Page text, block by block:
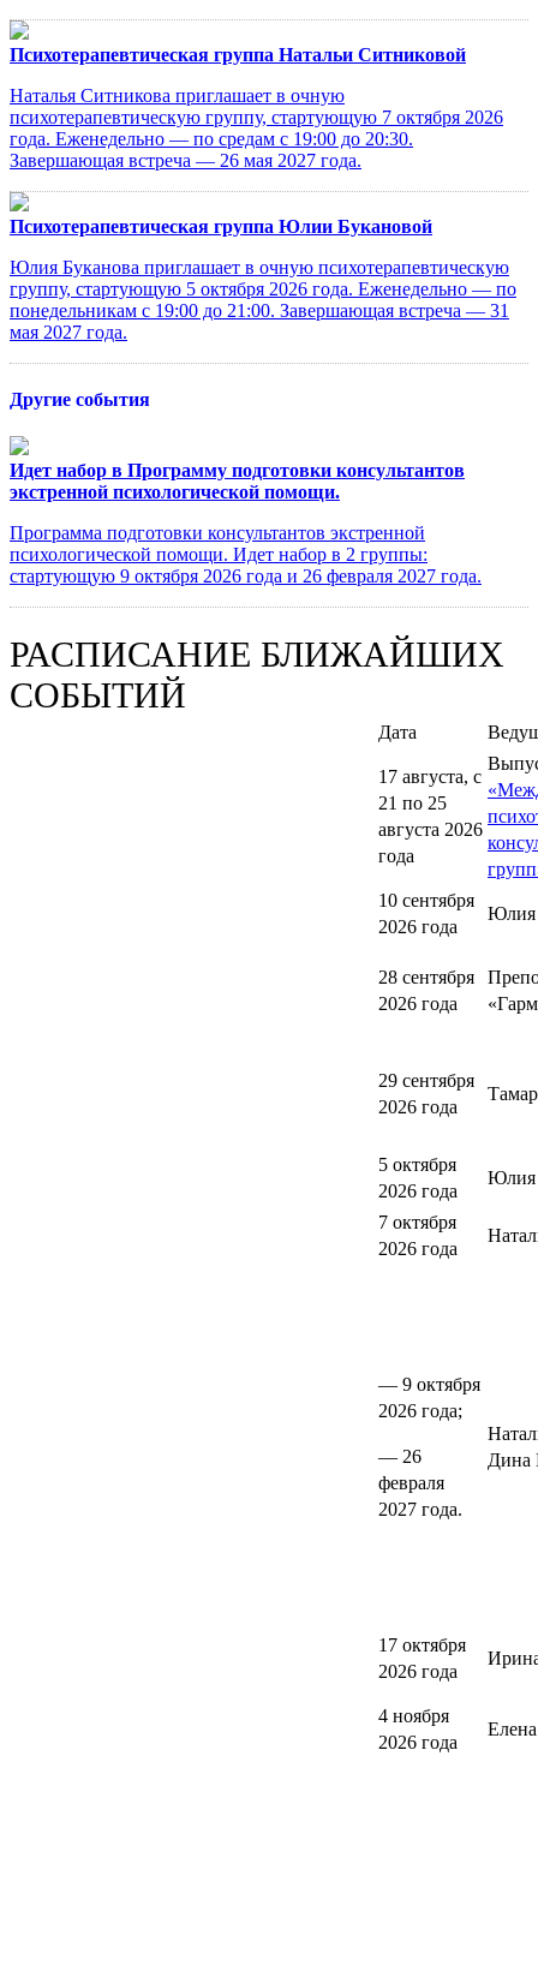
Психотерапевтическая группа Натальи Ситниковой
Наталья Ситникова приглашает в очную
психотерапевтическую группу, стартующую 7 октября 2026
года. Еженедельно — по средам с 19:00 до 20:30.
Завершающая встреча — 26 мая 2027 года.
Психотерапевтическая группа Юлии Букановой
Юлия Буканова приглашает в очную психотерапевтическую
группу, стартующую 5 октября 2026 года. Еженедельно — по
понедельникам с 19:00 до 21:00. Завершающая встреча — 31
мая 2027 года.
Другие события
Идет набор в Программу подготовки консультантов
экстренной психологической помощи.
Программа подготовки консультантов экстренной
психологической помощи. Идет набор в 2 группы:
стартующую 9 октября 2026 года и 26 февраля 2027 года.
РАСПИСАНИЕ БЛИЖАЙШИХ
СОБЫТИЙ
Дата
17 августа, с
21 по 25
августа 2026
года
10 сентября
2026 года
Юлия
28 сентября
2026 года
29 сентября
2026 года
5 октября
2026 года
Юлия
7 октября
2026 года
— 9 октября
2026 года;
— 26
февраля
2027 года.
Дина
17 октября
2026 года
4 ноября
2026 года